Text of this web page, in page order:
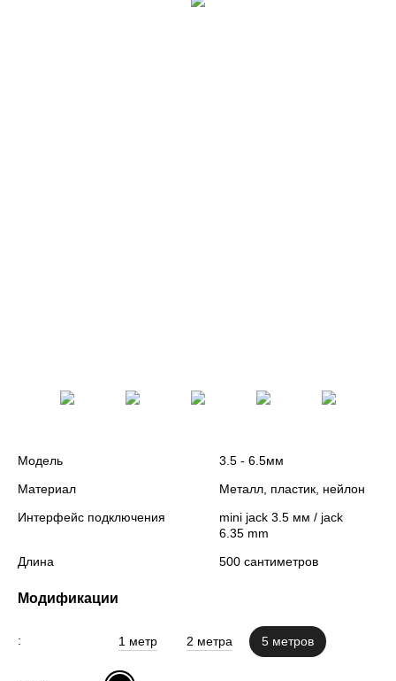
Модель
3.5 - 6.5мм
Материал
Металл, пластик, нейлон
Интерфейс подключения
mini jack 3.5 мм / jack
6.35 mm
Длина
500 сантиметров
Модификации
: 1 метр 2 метра 5 метров